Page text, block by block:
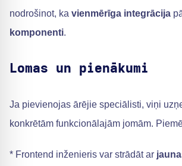
nodrošinot, ka vienmērīga integrācija
komponenti.
Lomas un pienākumi
Ja pievienojas ārējie speciālisti, viņi
konkrētām funkcionālajām jomām.
* Frontend inženieris var strādāt ar